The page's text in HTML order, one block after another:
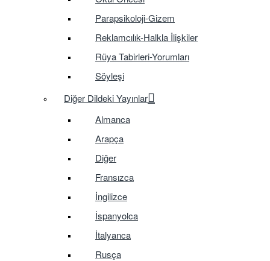
Parapsikoloji-Gizem
Reklamcılık-Halkla İlişkiler
Rüya Tabirleri-Yorumları
Söyleşi
Diğer Dildeki Yayınlar
Almanca
Arapça
Diğer
Fransızca
İngilizce
İspanyolca
İtalyanca
Rusça